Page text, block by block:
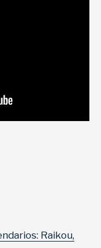
Raikou,